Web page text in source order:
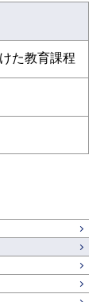
ス
た教育課程